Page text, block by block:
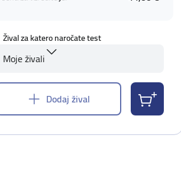
Žival za katero naročate test
Moje živali
Dodaj žival